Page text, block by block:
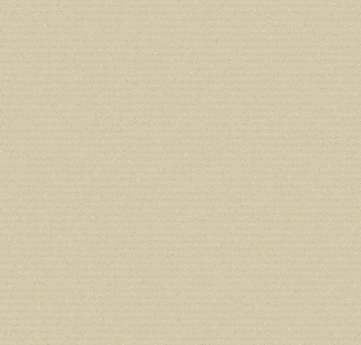
Deprecated: Creation of dynamic
deprecated in/home/users/confidit/
line213
Deprecated: Creation of dynamic
/home/users/confidit/www/cms/
Deprecated: Creation of dynamic
in /home/users/confidit/www/cms/
Deprecated: Creation of dynamic
deprecated in/home/users/confidit/